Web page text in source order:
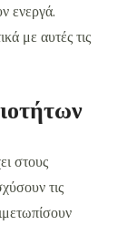
ενεργά.
με αυτές τις
στους
τις